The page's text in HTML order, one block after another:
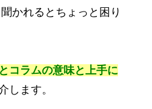
聞かれるとちょっと困り
コラムの意味と上手に
します。